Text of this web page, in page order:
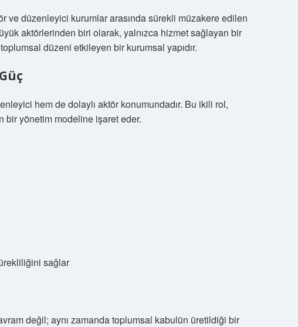
ve düzenleyici kurumlar arasında sürekli müzakere edilen
aktörlerinden biri olarak, yalnızca hizmet sağlayan bir
düzeni etkileyen bir kurumsal yapıdır.
hem de dolaylı aktör konumundadır. Bu ikili rol,
bir yönetim modeline işaret eder.
sağlar
değil; aynı zamanda toplumsal kabulün üretildiği bir